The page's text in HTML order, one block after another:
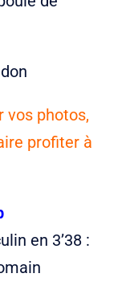
vos photos,
profiter à
en 3’38 :